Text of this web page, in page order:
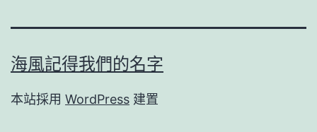
海風記得我們的名字
本站採用 WordPress 建置